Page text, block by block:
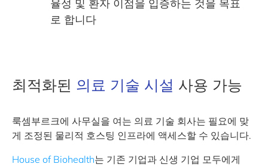
율성 및 환자 이점을 입증하는 것을 목표
로 합니다
최적화된 의료 기술 시설 사용 가능
룩셈부르크에 사무실을 여는 의료 기술 회사는 필요에 맞
게 조정된 물리적 호스팅 인프라에 액세스할 수 있습니다.
House of Biohealth는 기존 기업과 신생 기업 모두에게